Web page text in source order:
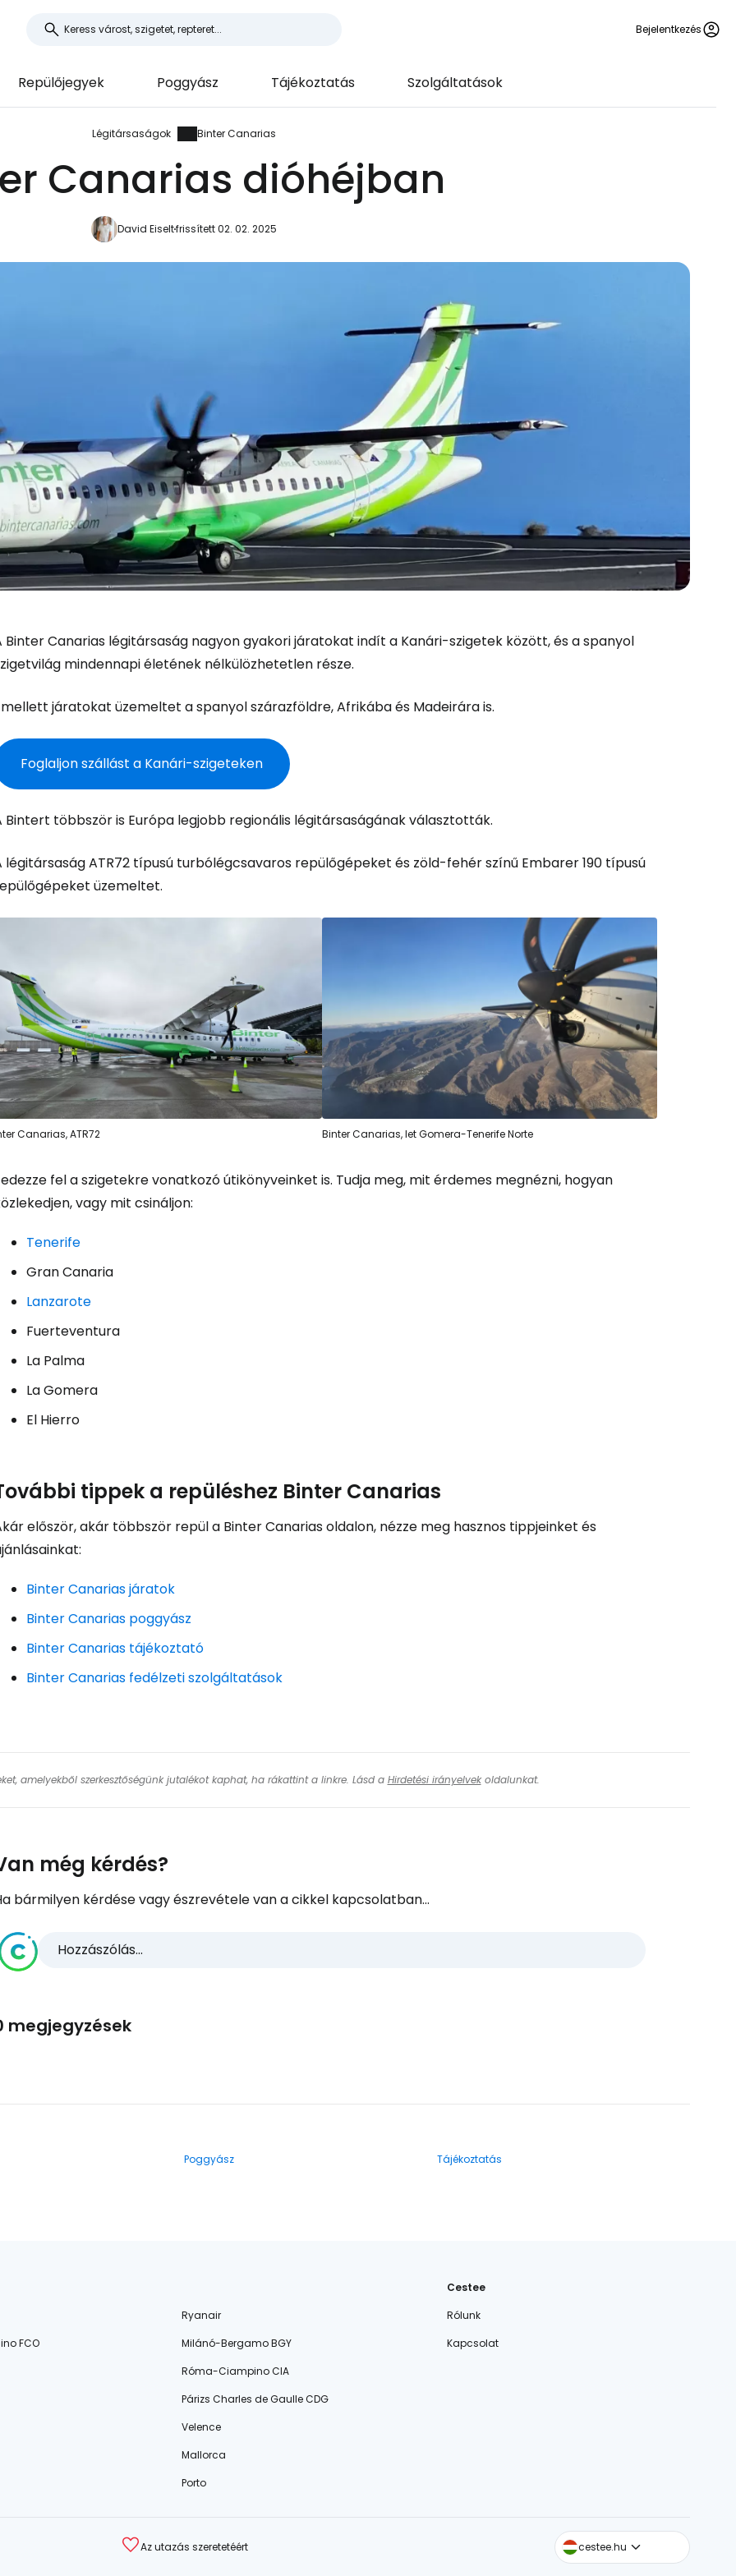
Bejelentkezés
Repülőjegyek Poggyász Tájékoztatás Szolgáltatások
Légitársaságok Binter Canarias
Canarias dióhéjban
David Eiseltfrissített 02. 02. 2025
Binter Canarias légitársaság nagyon gyakori járatokat indít a Kanári-szigetek között, és a spanyol
mindennapi életének nélkülözhetetlen része.
járatokat üzemeltet a spanyol szárazföldre, Afrikába és Madeirára is.
Foglaljon szállást a Kanári-szigeteken
Bintert többször is Európa legjobb regionális légitársaságának választották.
légitársaság ATR72 típusú turbólégcsavaros repülőgépeket és zöld-fehér színű Embarer 190 típusú
üzemeltet.
Canarias, ATR72 Binter Canarias, let Gomera-Tenerife Norte
fel a szigetekre vonatkozó útikönyveinket is. Tudja meg, mit érdemes megnézni, hogyan
vagy mit csináljon:
Tenerife
Gran Canaria
Lanzarote
Fuerteventura
La Palma
La Gomera
El Hierro
tippek a repüléshez Binter Canarias
először, akár többször repül a Binter Canarias oldalon, nézze meg hasznos tippjeinket és
Binter Canarias járatok
Binter Canarias poggyász
Binter Canarias tájékoztató
Binter Canarias fedélzeti szolgáltatások
amelyekből szerkesztőségünk jutalékot kaphat, ha rákattint a linkre. Lásd a Hirdetési irányelvekoldalunkat.
még kérdés?
bármilyen kérdése vagy észrevétele van a cikkel kapcsolatban...
Hozzászólás...
megjegyzések
Poggyász Tájékoztatás
Ryanair
FCO
Milánó-Bergamo BGY
Róma-Ciampino CIA
Párizs Charles de Gaulle CDG
Velence
Mallorca
Porto
Cestee
Rólunk
Kapcsolat
Az utazás szeretetéért cestee.hu
cestee.com
cestee.sk
Bejelentkezés a Cestee-be
... az utazási közösség világszerte
Folytatás a Google-lal